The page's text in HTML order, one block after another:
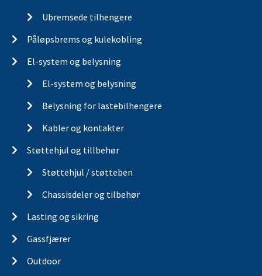
Ubremsede tilhengere
Påløpsbrems og kulekobling
El-system og belysning
El-system og belysning
Belysning for lastebilhengere
Kabler og kontakter
Støttehjul og tillbehør
Støttehjul / støtteben
Chassisdeler og tilbehør
Lasting og sikring
Gassfjærer
Outdoor